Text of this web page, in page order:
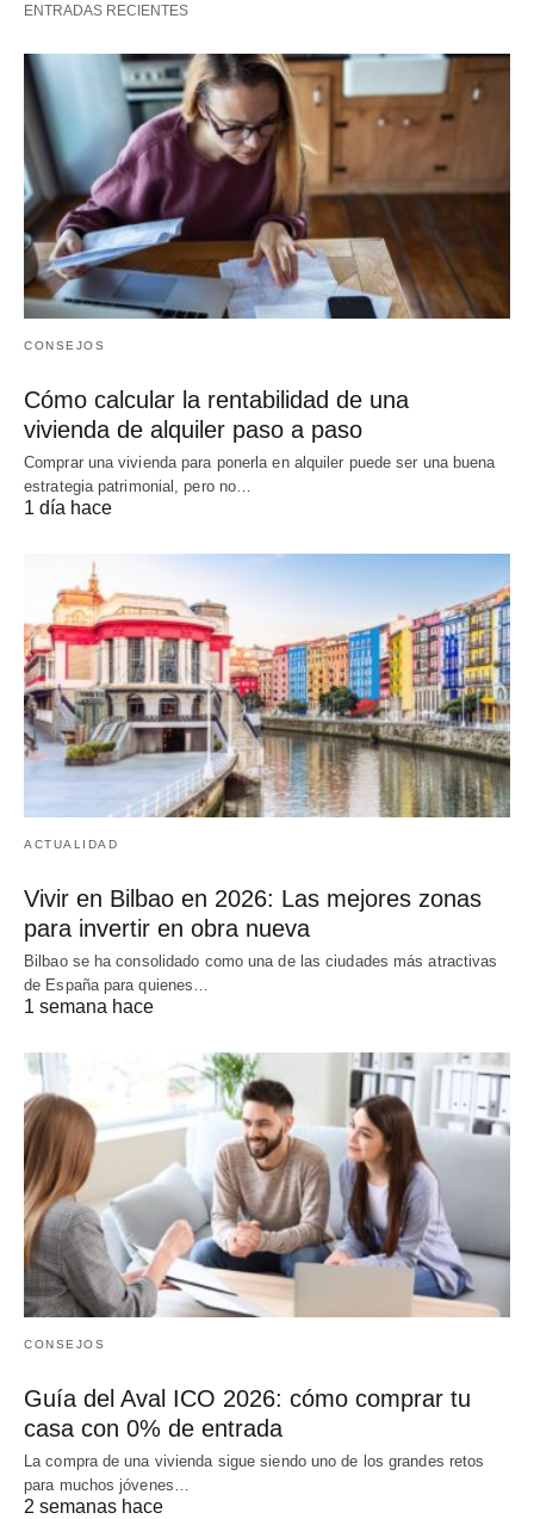
ENTRADAS RECIENTES
CONSEJOS
Cómo calcular la rentabilidad de una
vivienda de alquiler paso a paso
Comprar una vivienda para ponerla en alquiler puede ser una buena
estrategia patrimonial, pero no…
1 día hace
ACTUALIDAD
Vivir en Bilbao en 2026: Las mejores zonas
para invertir en obra nueva
Bilbao se ha consolidado como una de las ciudades más atractivas
de España para quienes…
1 semana hace
CONSEJOS
Guía del Aval ICO 2026: cómo comprar tu
casa con 0% de entrada
La compra de una vivienda sigue siendo uno de los grandes retos
para muchos jóvenes…
2 semanas hace